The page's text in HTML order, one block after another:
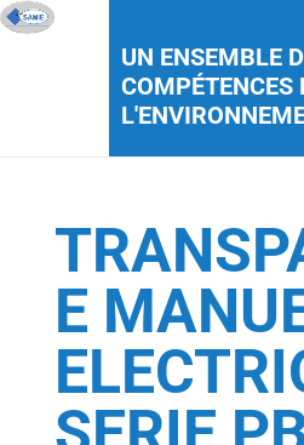
UN ENSEMBLE
COMPÉTENCES
E